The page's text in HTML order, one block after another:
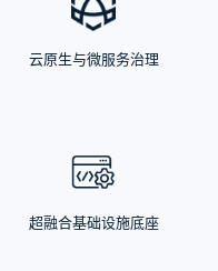
云原生与微服务治理
超融合基础设施底座